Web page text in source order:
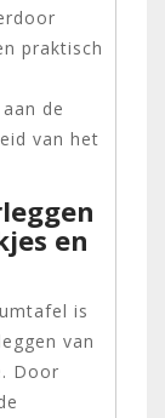
praktisch
de
van het
en
is
van
Door